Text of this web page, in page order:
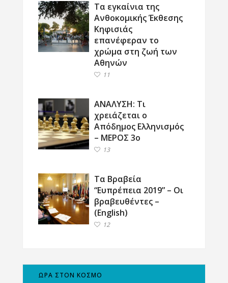
Τα εγκαίνια της
Ανθοκομικής Έκθεσης
Κηφισιάς
επανέφεραν το
χρώμα στη ζωή των
Αθηνών
11
ΑΝΑΛΥΣΗ: Τι
χρειάζεται ο
Απόδημος Ελληνισμός
– ΜΕΡΟΣ 3ο
13
Τα Βραβεία
“Ευπρέπεια 2019” – Οι
βραβευθέντες –
(English)
12
ΩΡΑ ΣΤΟΝ ΚΟΣΜΟ